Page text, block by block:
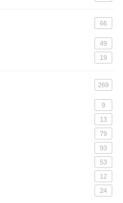
66
49
19
269
9
13
79
93
53
12
24